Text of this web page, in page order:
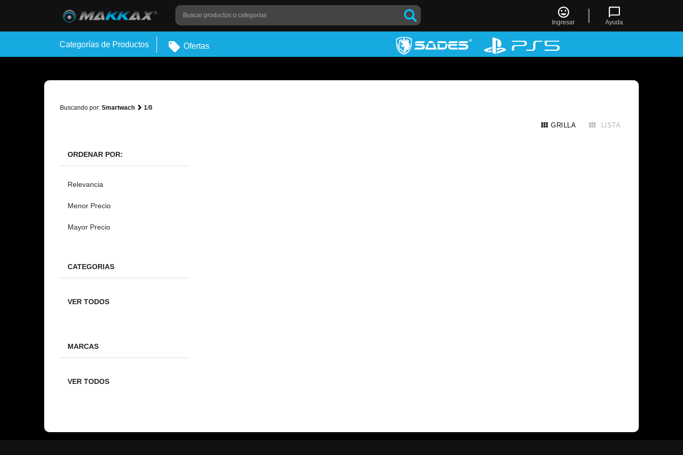
Ingresar | Ayuda
Categorías de Productos Ofertas
Buscando por: Smartwach 1/0
GRILLA LISTA
ORDENAR POR:
Relevancia
Menor Precio
Mayor Precio
CATEGORIAS
VER TODOS
MARCAS
VER TODOS